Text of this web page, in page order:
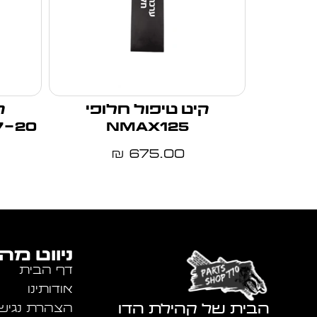
קיט טיפול חלופי
NMAX125
675.00
₪
20
הבית של קהילת הדו
ניווט
דף הבית
אודותינו
הצהרת